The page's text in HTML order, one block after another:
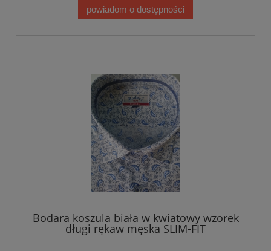
powiadom o dostępności
Bodara koszula biała w kwiatowy wzorek
długi rękaw męska SLIM-FIT